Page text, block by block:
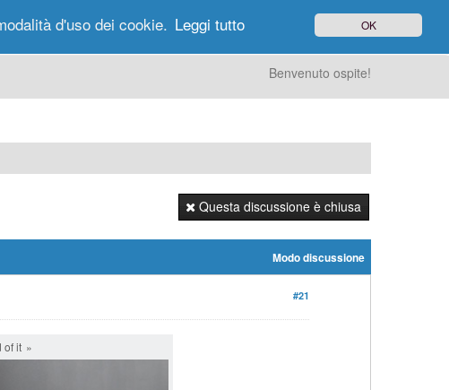
Messaggi di Oggi Ricerca Utenti
Benvenuto ospite!
Questa discussione è chiusa
Modo discussione
#21
of it
d'uso dei cookie. Leggi tutto OK